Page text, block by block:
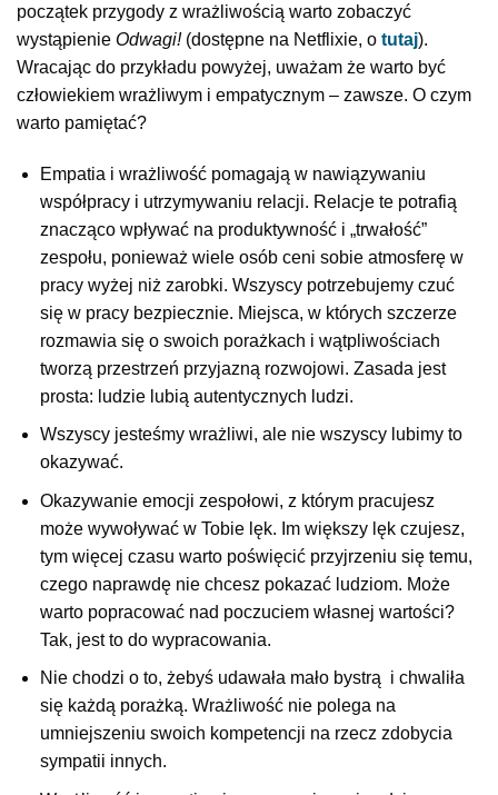
początek przygody z wrażliwością warto zobaczyć
wystąpienie Odwagi!(dostępne na Netflixie, o tutaj).
Wracając do przykładu powyżej, uważam że warto być
człowiekiem wrażliwym i empatycznym – zawsze. O czym
warto pamiętać?
Empatia i wrażliwość pomagają w nawiązywaniu
współpracy i utrzymywaniu relacji. Relacje te potrafią
znacząco wpływać na produktywność i „trwałość”
zespołu, ponieważ wiele osób ceni sobie atmosferę w
pracy wyżej niż zarobki. Wszyscy potrzebujemy czuć
się w pracy bezpiecznie. Miejsca, w których szczerze
rozmawia się o swoich porażkach i wątpliwościach
tworzą przestrzeń przyjazną rozwojowi. Zasada jest
prosta: ludzie lubią autentycznych ludzi.
Wszyscy jesteśmy wrażliwi, ale nie wszyscy lubimy to
okazywać.
Okazywanie emocji zespołowi, z którym pracujesz
może wywoływać w Tobie lęk. Im większy lęk czujesz,
tym więcej czasu warto poświęcić przyjrzeniu się temu,
czego naprawdę nie chcesz pokazać ludziom. Może
warto popracować nad poczuciem własnej wartości?
Tak, jest to do wypracowania.
Nie chodzi o to, żebyś udawała mało bystrą i chwaliła
się każdą porażką. Wrażliwość nie polega na
umniejszeniu swoich kompetencji na rzecz zdobycia
sympatii innych.